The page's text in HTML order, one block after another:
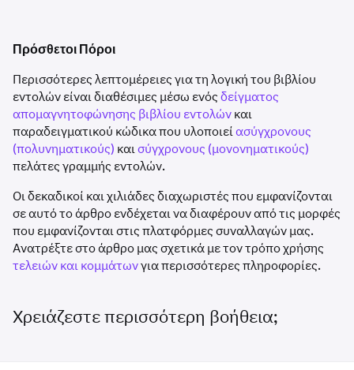
Πρόσθετοι Πόροι
Περισσότερες λεπτομέρειες για τη λογική του βιβλίου
εντολών είναι διαθέσιμες μέσω ενόςδείγματος
απομαγνητοφώνησης βιβλίου εντολώνκαι
παραδειγματικού κώδικα που υλοποιείασύγχρονους
(πολυνηματικούς) καισύγχρονους (μονονηματικούς)
πελάτες γραμμής εντολών.
Οι δεκαδικοί και χιλιάδες διαχωριστές που εμφανίζονται
σε αυτό το άρθρο ενδέχεται να διαφέρουν από τις μορφές
που εμφανίζονται στις πλατφόρμες συναλλαγών μας.
Ανατρέξτε στο άρθρο μας σχετικά με τον τρόπο χρήσης
τελειών και κομμάτωνγια περισσότερες πληροφορίες.
Χρειάζεστε περισσότερη βοήθεια;